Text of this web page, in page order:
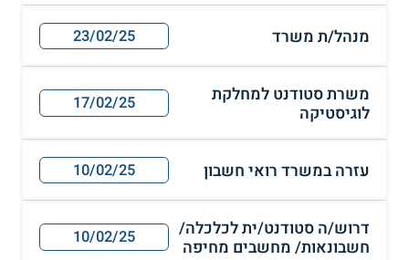
מנהל/ת משרד 23/02/25
משרת סטודנט למחלקת
לוגיסטיקה
17/02/25
עזרה במשרד רואי חשבון 10/02/25
דרוש/ה סטודנט/ית לכלכלה/
חשבונאות/ מחשבים מחיפה
10/02/25